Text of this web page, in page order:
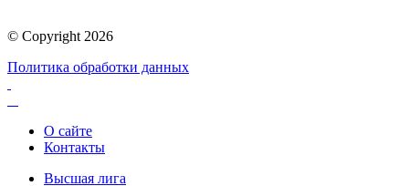
© Copyright 2026
Политика обработки данных
О сайте
Контакты
Высшая лига